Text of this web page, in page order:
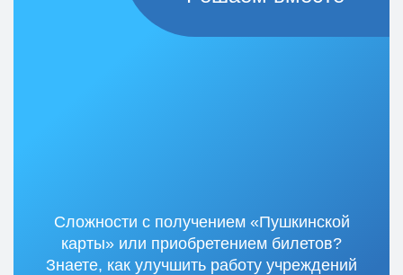
Сложности с получением «Пушкинской
карты» или приобретением билетов?
Знаете, как улучшить работу учреждений